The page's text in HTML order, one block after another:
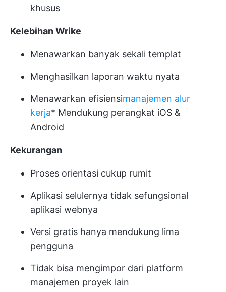
khusus
Kelebihan Wrike
Menawarkan banyak sekali templat
Menghasilkan laporan waktu nyata
Menawarkan efisiensimanajemen alur
kerja* Mendukung perangkat iOS &
Android
Kekurangan
Proses orientasi cukup rumit
Aplikasi selulernya tidak sefungsional
aplikasi webnya
Versi gratis hanya mendukung lima
pengguna
Tidak bisa mengimpor dari platform
manajemen proyek lain